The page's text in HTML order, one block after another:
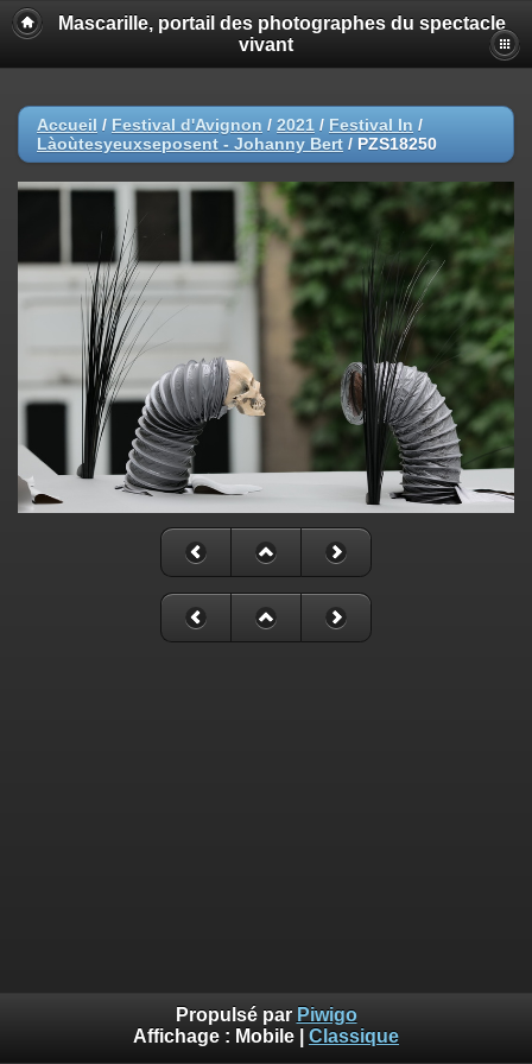
Mascarille, portail des photographes du spectacle
vivant
Accueil / Festival d'Avignon / 2021 / Festival In /
Làoùtesyeuxseposent - Johanny Bert / PZS18250
Propulsé par Piwigo
Affichage : Mobile Classique